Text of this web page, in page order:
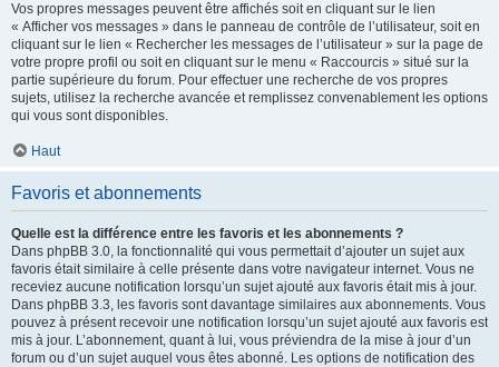
Vos propres messages peuvent être affichés soit en cliquant sur le lien
« Afficher vos messages » dans le panneau de contrôle de l’utilisateur, soit en
cliquant sur le lien « Rechercher les messages de l’utilisateur » sur la page de
votre propre profil ou soit en cliquant sur le menu « Raccourcis » situé sur la
partie supérieure du forum. Pour effectuer une recherche de vos propres
sujets, utilisez la recherche avancée et remplissez convenablement les options
qui vous sont disponibles.
Haut
Favoris et abonnements
Quelle est la différence entre les favoris et les abonnements ?
Dans phpBB 3.0, la fonctionnalité qui vous permettait d’ajouter un sujet aux
favoris était similaire à celle présente dans votre navigateur internet. Vous ne
receviez aucune notification lorsqu’un sujet ajouté aux favoris était mis à jour.
Dans phpBB 3.3, les favoris sont davantage similaires aux abonnements. Vous
pouvez à présent recevoir une notification lorsqu’un sujet ajouté aux favoris est
mis à jour. L’abonnement, quant à lui, vous préviendra de la mise à jour d’un
forum ou d’un sujet auquel vous êtes abonné. Les options de notification des